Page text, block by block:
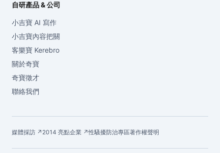
自研產品 & 公司
小吉寶 AI 寫作
小吉寶內容把關
客樂寶 Kerebro
關於奇寶
奇寶徵才
聯絡我們
媒體採訪 ↗ 2014 亮點企業 ↗性騷擾防治專區著作權聲明